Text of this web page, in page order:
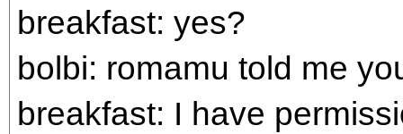
breakfast: yes?
bolbi: romamu told me
breakfast: I have